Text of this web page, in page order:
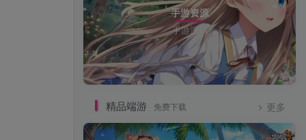
手游资源
手游源码
精品端游 免费下载 更多